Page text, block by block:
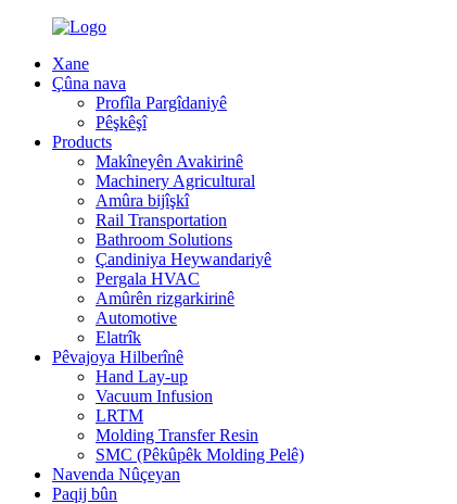
Xane
Çûna nava
Profîla Pargîdaniyê
Pêşkêşî
Products
Makîneyên Avakirinê
Machinery Agricultural
Amûra bijîşkî
Rail Transportation
Bathroom Solutions
Çandiniya Heywandariyê
Pergala HVAC
Amûrên rizgarkirinê
Automotive
Elatrîk
Pêvajoya Hilberînê
Hand Lay-up
Vacuum Infusion
LRTM
Molding Transfer Resin
SMC (Pêkûpêk Molding Pelê)
Navenda Nûçeyan
Paqij bûn